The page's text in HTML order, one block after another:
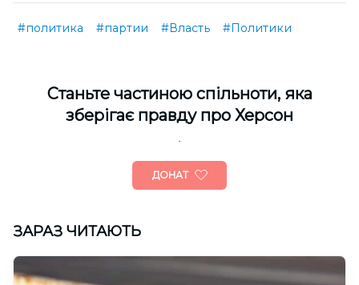
#политика #партии #Власть #Политики
Cтаньте частиною спільноти, яка
зберігає правду про Херсон
ДОНАТ
ЗАРАЗ ЧИТАЮТЬ